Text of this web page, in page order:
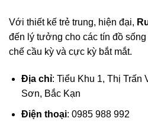
Với thiết kế trẻ trung, hiện đại,
đến lý tưởng cho các tín đồ
chế cầu kỳ và cực kỳ bắt mắt.
Địa chỉ: Tiểu Khu 1, Thị Trấn
Sơn, Bắc Kạn
Điện thoại: 0985 988 992